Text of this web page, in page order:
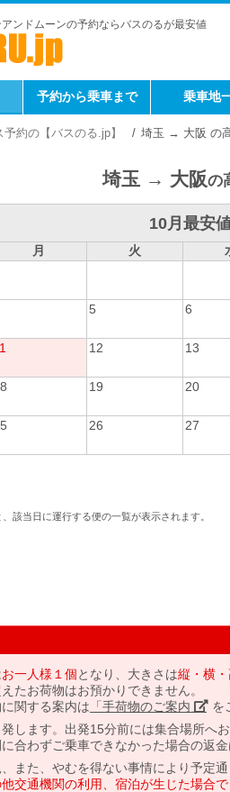
ンドムーンの予約ならバスのるが最安値
予約から乗車まで 乗車地
約の【バスのる.jp】 埼玉 → 大阪 の
埼玉 → 大阪の
10月最安
月 火
5 6
12 13
19 20
26 27
該当日に運行する便の一覧が表示されます。
お一人様１個となり、大きさは縦・横
たお荷物はお預かりできません。
関する案内は 「手荷物のご案内」 を
します。出発15分前には集合場所へ
合わずご乗車できなかった場合の返金
また、やむを得ない事情により予定
交通機関の利用、宿泊が生じた場合